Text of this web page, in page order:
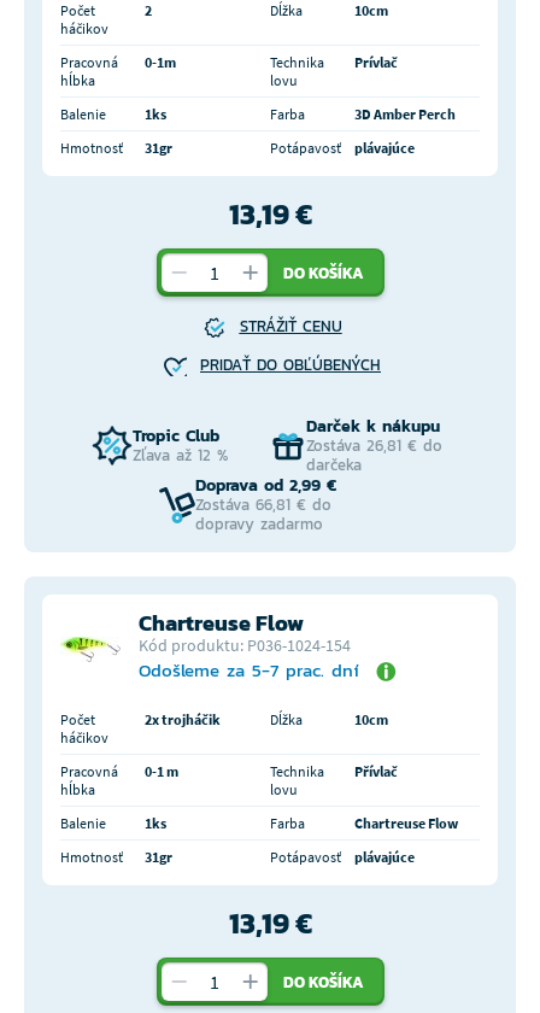
Počet
háčikov
2 Dĺžka 10cm
Pracovná
hĺbka
0-1m
Technika
lovu
Prívlač
Balenie 1ks Farba
3D Amber Perch
Hmotnosť
31gr Potápavosť plávajúce
13,19 €
DO KOŠÍKA
STRÁŽIŤ CENU
PRIDAŤ DO OBĽÚBENÝCH
Tropic Club
Zľava až 12 %
Darček k nákupu
Zostáva 26,81 € do
darčeka
Doprava od 2,99 €
Zostáva 66,81 € do
dopravy zadarmo
Chartreuse Flow
Kód produktu: P036-1024-154
Odošleme za 5-7 prac. dní
Počet
háčikov
2x trojháčik Dĺžka 10cm
Pracovná
hĺbka
0-1 m
Technika
lovu
Přívlač
Balenie 1ks Farba
Chartreuse Flow
Hmotnosť
31gr Potápavosť plávajúce
13,19 €
DO KOŠÍKA